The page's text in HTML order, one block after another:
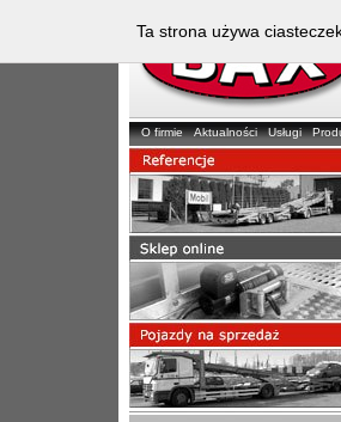
O firmie Aktualności Usługi
Ta strona używa